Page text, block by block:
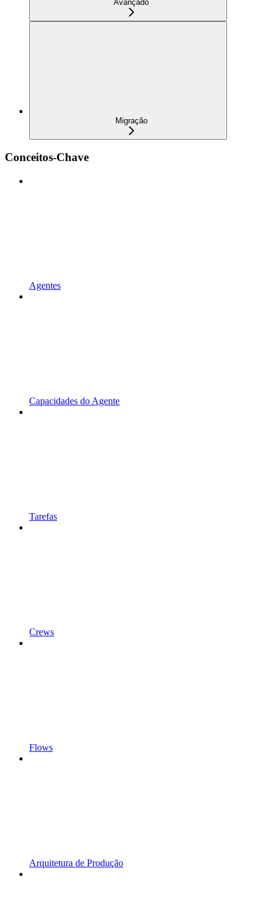
Avançado
Migração
Conceitos-Chave
Agentes
Capacidades do Agente
Tarefas
Crews
Flows
Arquitetura de Produção